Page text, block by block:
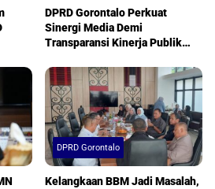
DPRD Gorontalo Perkuat
Sinergi Media Demi
Transparansi Kinerja Publik
DPRD Gorontalo
Kelangkaan BBM Jadi Masalah,